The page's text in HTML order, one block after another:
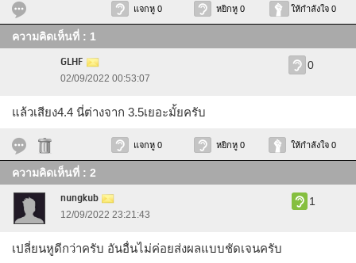
แจกหู 0 หยิกหู 0 ให้กำลังใจ 0
ความคิดเห็นที่ : 1
GLHF
02/09/2022 00:53:07
0
แล้วเสียง4.4 นี่ต่างจาก 3.5เยอะมั้ยครับ
แจกหู 0 หยิกหู 0 ให้กำลังใจ 0
ความคิดเห็นที่ : 2
nungkub
12/09/2022 23:21:43
1
เปลี่ยนหูดีกว่าครับ อันอื่นไม่ค่อยส่งผลแบบชัดเจนครับ